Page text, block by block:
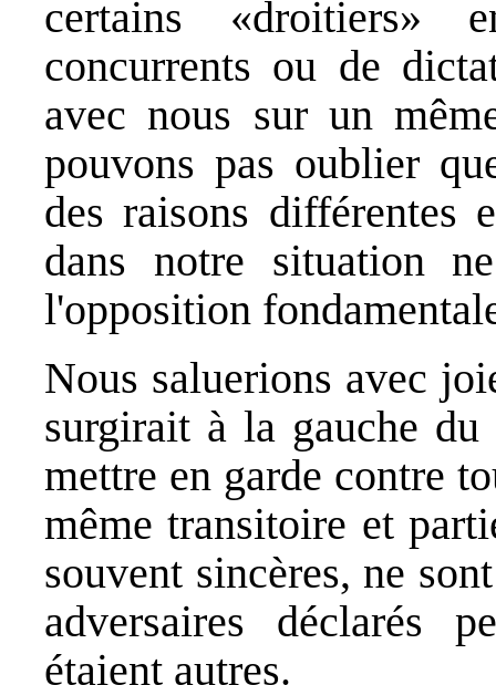
certains «droitiers»
concurrents ou de
avec nous sur un
pouvons pas oublier
des raisons
dans notre situation
l'opposition
Nous saluerions avec
surgirait à la gauche
mettre en garde contre
même transitoire et
souvent sincères, ne
adversaires déclarés
étaient autres.